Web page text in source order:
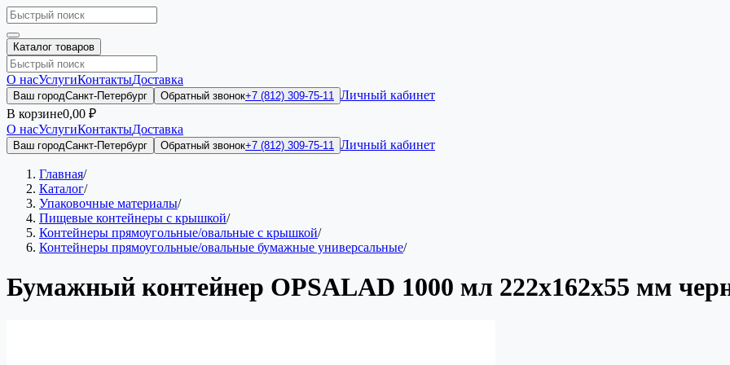
Каталог товаров
О насУслугиКонтактыДоставка
Ваш городСанкт-Петербург Обратный звонок+7 (812) 309-75-11 Личный кабинет
В корзине0,00 ₽
О насУслугиКонтактыДоставка
Ваш городСанкт-Петербург Обратный звонок+7 (812) 309-75-11 Личный кабинет
Главная/
Каталог/
Упаковочные материалы/
Пищевые контейнеры с крышкой/
Контейнеры прямоугольные/овальные с крышкой/
Контейнеры прямоугольные/овальные бумажные универсальные/
Бумажный контейнер OPSALAD 1000 мл 222x162x55 мм